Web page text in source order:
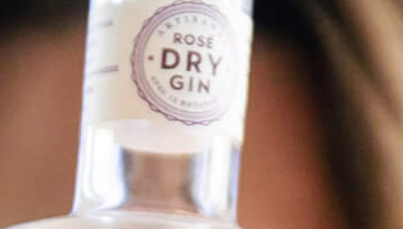
MISTRALGIN POMELO
Directement dans un verre avec des glaçons :
5cl de MistralGin
2 cl de Vermouth blanc